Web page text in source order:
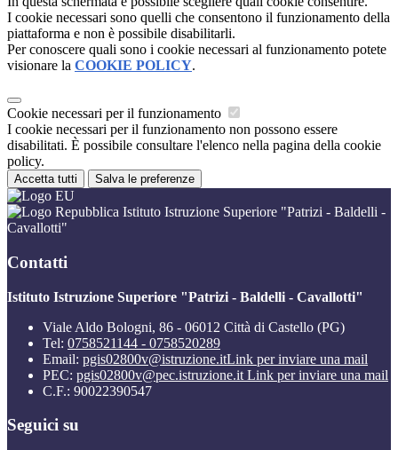
I cookie necessari sono quelli che consentono il funzionamento della
piattaforma e non è possibile disabilitarli.
Per conoscere quali sono i cookie necessari al funzionamento potete
visionare la COOKIE POLICY.
Cookie necessari per il funzionamento
I cookie necessari per il funzionamento non possono essere
disabilitati. È possibile consultare l'elenco nella pagina della cookie
policy.
Accetta tutti Salva le preferenze
Istituto Istruzione Superiore "Patrizi - Baldelli -
Cavallotti"
Contatti
Istituto Istruzione Superiore "Patrizi - Baldelli - Cavallotti"
Viale Aldo Bologni, 86 - 06012 Città di Castello (PG)
Tel: 0758521144 - 0758520289
Email: pgis02800v@istruzione.itLink per inviare una mail
PEC: pgis02800v@pec.istruzione.it Link per inviare una mail
C.F.: 90022390547
Seguici su